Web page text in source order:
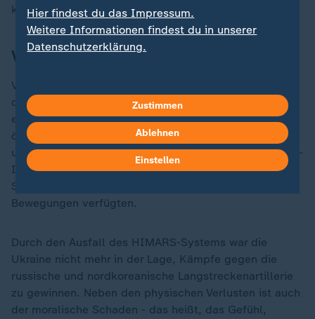
kamen durch und trafen ihre Ziele.
Vermeidbare Verluste
Vor Ort hat der fehlende Zugang zu US-Informationen
den ukrainischen Streitkräften vermeidbare Verluste
eingebracht. Insbesondere in der Region Kursk und im
östlichen Donbass gab es Fälle, in denen die
ukrainischen Streitkräfte aufgrund des Fehlens von US-
Informationen nicht über das notwendige
Situationsbewusstsein über Russlands aktuelle
Bewegungen verfügten.
Durch den Ausfall des HIMARS-Systems war die
Ukraine nicht mehr in der Lage, Kämpfe gegen die
russische und nordkoreanische Langstreckenartillerie
zu gewinnen. Neben den physischen Verlusten ist auch
der moralische Schaden - das heißt, das Gefühl,
Hier findest du das Impressum.
Weitere Informationen findest du in unserer
Datenschutzerklärung.
Zustimmen
Ablehnen
Einstellen